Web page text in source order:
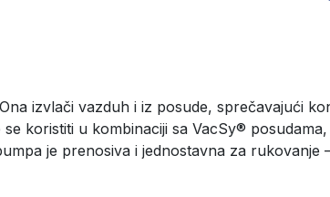
izvlači vazduh i iz posude, sprečavajući
koristiti u kombinaciji sa VacSy®
je prenosiva i jednostavna za rukovanje